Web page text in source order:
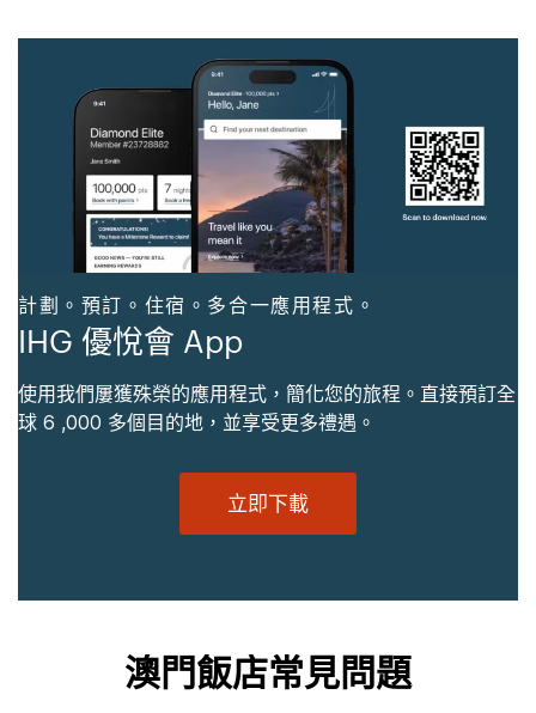
計劃。預訂。住宿。多合一應用程式。
IHG 優悅會 App
使用我們屢獲殊榮的應用程式，簡化您的旅程。直接預訂全
球 6 ,000 多個目的地，並享受更多禮遇。
立即下載
澳門飯店常見問題